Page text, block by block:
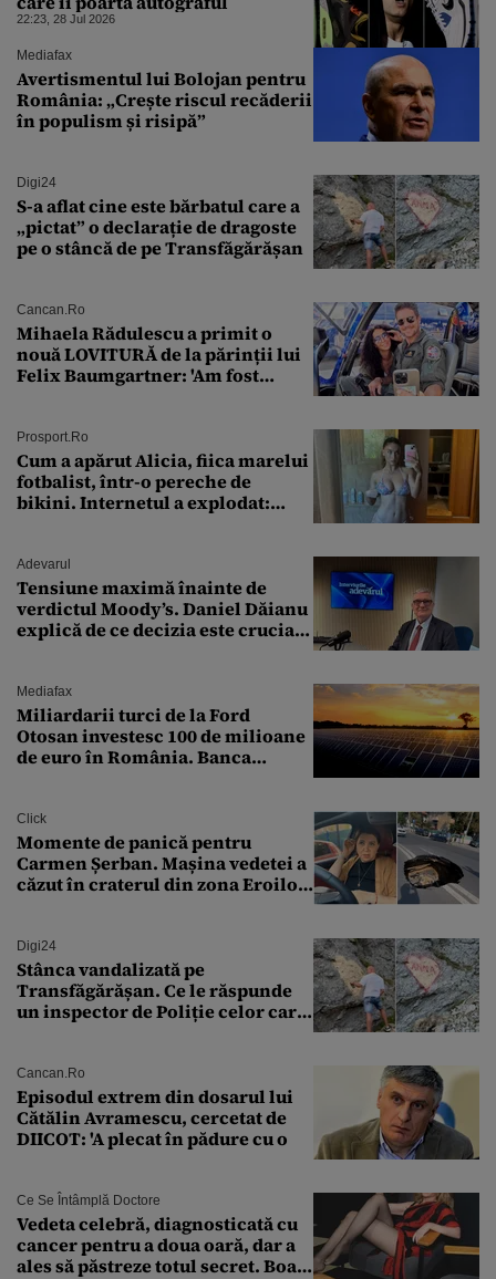
22:23, 28 Jul 2026
Mediafax
Avertismentul lui Bolojan pentru
România: „Crește riscul recăderii
în populism și risipă”
Digi24
S-a aflat cine este bărbatul care a
„pictat” o declarație de dragoste
pe o stâncă de pe Transfăgărășan
Cancan.ro
Mihaela Rădulescu a primit o
nouă LOVITURĂ de la părinții lui
Felix Baumgartner: 'Am fost
Prosport.ro
Cum a apărut Alicia, fiica marelui
fotbalist, într-o pereche de
bikini. Internetul a explodat:
Adevarul
Tensiune maximă înainte de
verdictul Moody’s. Daniel Dăianu
explică de ce decizia este crucială
Mediafax
Miliardarii turci de la Ford
Otosan investesc 100 de milioane
de euro în România. Banca
Click
Momente de panică pentru
Carmen Șerban. Mașina vedetei a
căzut în craterul din zona Eroilor:
Digi24
Stânca vandalizată pe
Transfăgărășan. Ce le răspunde
un inspector de Poliție celor care
Cancan.ro
Episodul extrem din dosarul lui
Cătălin Avramescu, cercetat de
DIICOT: 'A plecat în pădure cu o
Ce Se Întâmplă Doctore
Vedeta celebră, diagnosticată cu
cancer pentru a doua oară, dar a
ales să păstreze totul secret. Boala